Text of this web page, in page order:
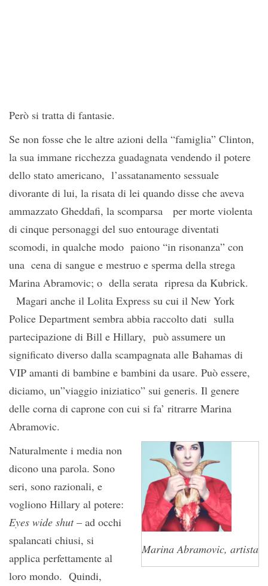
Però si tratta di fantasie.
Se non fosse che le altre azioni della “famiglia” Clinton,
la sua immane ricchezza guadagnata vendendo il potere
dello stato americano, l’assatanamento sessuale
divorante di lui, la risata di lei quando disse che aveva
ammazzato Gheddafi, la scomparsa per morte violenta
di cinque personaggi del suo entourage diventati
scomodi, in qualche modo paiono “in risonanza” con
una cena di sangue e mestruo e sperma della strega
Marina Abramovic; o della serata ripresa da Kubrick.
Magari anche il Lolita Express su cui il New York
Police Department sembra abbia raccolto dati sulla
partecipazione di Bill e Hillary, può assumere un
significato diverso dalla scampagnata alle Bahamas di
VIP amanti di bambine e bambini da usare. Può essere,
diciamo, un”viaggio iniziatico” sui generis. Il genere
delle corna di caprone con cui si fa’ ritrarre Marina
Abramovic.
Marina Abramovic, artista
Naturalmente i media non
dicono una parola. Sono
seri, sono razionali, e
vogliono Hillary al potere:
Eyes wide shut– ad occhi
spalancati chiusi, si
applica perfettamente al
loro mondo. Quindi,